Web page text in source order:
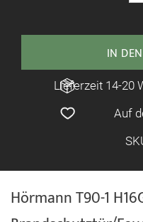
Hörmann T90-1
IN
Lieferzeit 14-20
Auf